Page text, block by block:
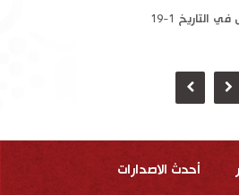
التاريخ 1-19
أحدث الاصدارات